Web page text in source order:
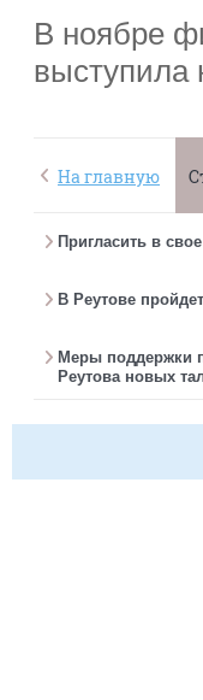
В ноябре
выступила
На главную
Пригласить в
В Реутове
Меры поддержки
Реутова новых